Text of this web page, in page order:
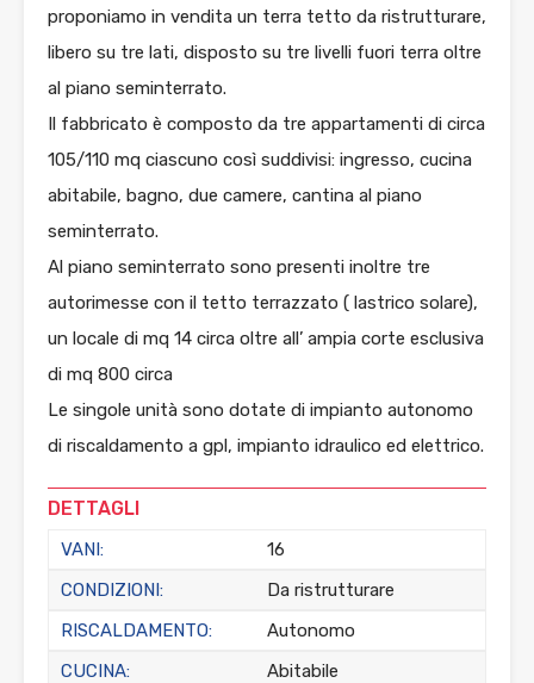
proponiamo in vendita un terra tetto da ristrutturare,
libero su tre lati, disposto su tre livelli fuori terra oltre
al piano seminterrato.
Il fabbricato è composto da tre appartamenti di circa
105/110 mq ciascuno così suddivisi: ingresso, cucina
abitabile, bagno, due camere, cantina al piano
seminterrato.
Al piano seminterrato sono presenti inoltre tre
autorimesse con il tetto terrazzato ( lastrico solare),
un locale di mq 14 circa oltre all’ ampia corte esclusiva
di mq 800 circa
Le singole unità sono dotate di impianto autonomo
di riscaldamento a gpl, impianto idraulico ed elettrico.
DETTAGLI
VANI:
16
CONDIZIONI:
Da ristrutturare
RISCALDAMENTO:
Autonomo
CUCINA:
Abitabile